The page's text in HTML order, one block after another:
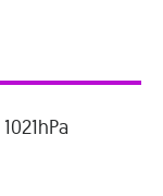
1021hPa